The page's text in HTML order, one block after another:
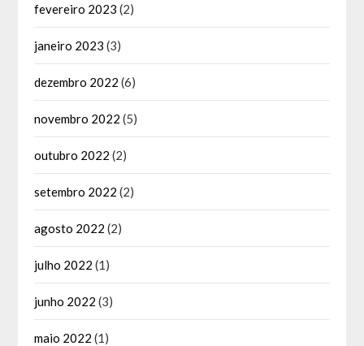
fevereiro 2023 (2)
janeiro 2023 (3)
dezembro 2022 (6)
novembro 2022 (5)
outubro 2022 (2)
setembro 2022 (2)
agosto 2022 (2)
julho 2022 (1)
junho 2022 (3)
maio 2022 (1)